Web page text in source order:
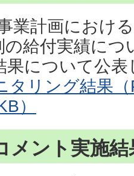
業計画におけ
の給付実績につ
果について公表
タリング結果
）
メント実施結